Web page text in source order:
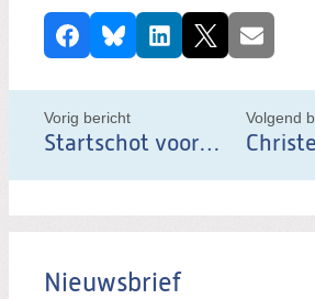
D
e
e
l
d
b
r
FacebookBlueskyLinkedIn
X E-mail
Vorig bericht
Startschot voor het Maasterras
Volgend
Nieuwsbrief